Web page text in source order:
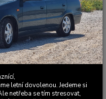
Hledat
hodnot škrticí klapky ECU
hodnot
Felicia 1.3MPI
letní dovolenou. Jedeme si
netřeba se tím stresovat,